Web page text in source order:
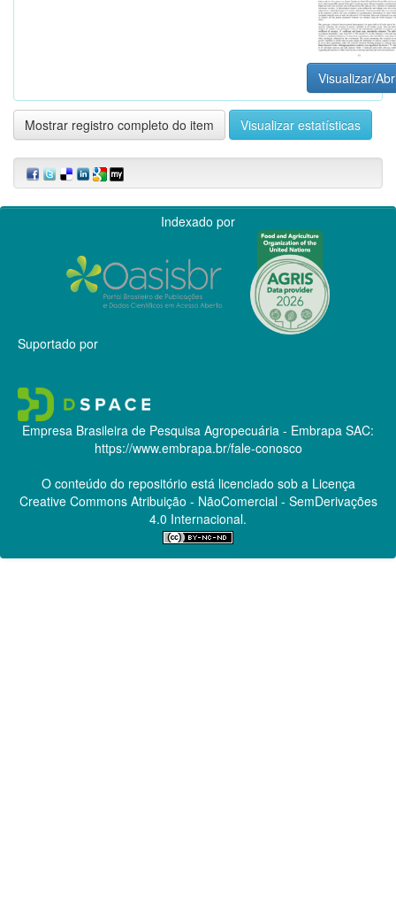
Visualizar/
Mostrar registro completo do item Visualizar estatísticas
Indexado por
Suportado por
Empresa Brasileira de Pesquisa Agropecuária - Embrapa SAC:
https://www.embrapa.br/fale-conosco
O conteúdo do repositório está licenciado sob a Licença
Creative CommonsAtribuição - NãoComercial - SemDerivações
4.0 Internacional.